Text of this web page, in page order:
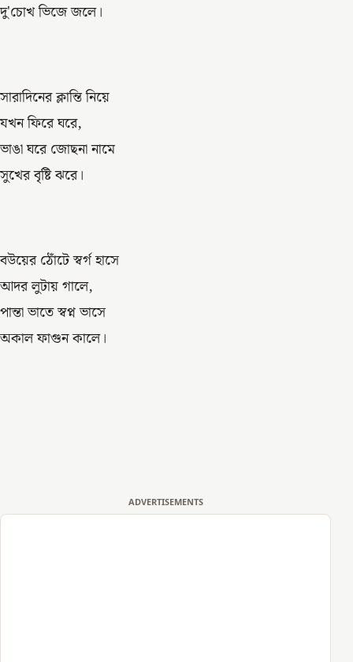
দু'চোখ ভিজে জলে।
সারাদিনের ক্লান্তি নিয়ে
যখন ফিরে ঘরে,
ভাঙা ঘরে জোছনা নামে
সুখের বৃষ্টি ঝরে।
বউয়ের ঠোঁটে স্বর্গ হাসে
আদর লুটায় গালে,
পান্তা ভাতে স্বপ্ন ভাসে
অকাল ফাগুন কালে।
ADVERTISEMENTS